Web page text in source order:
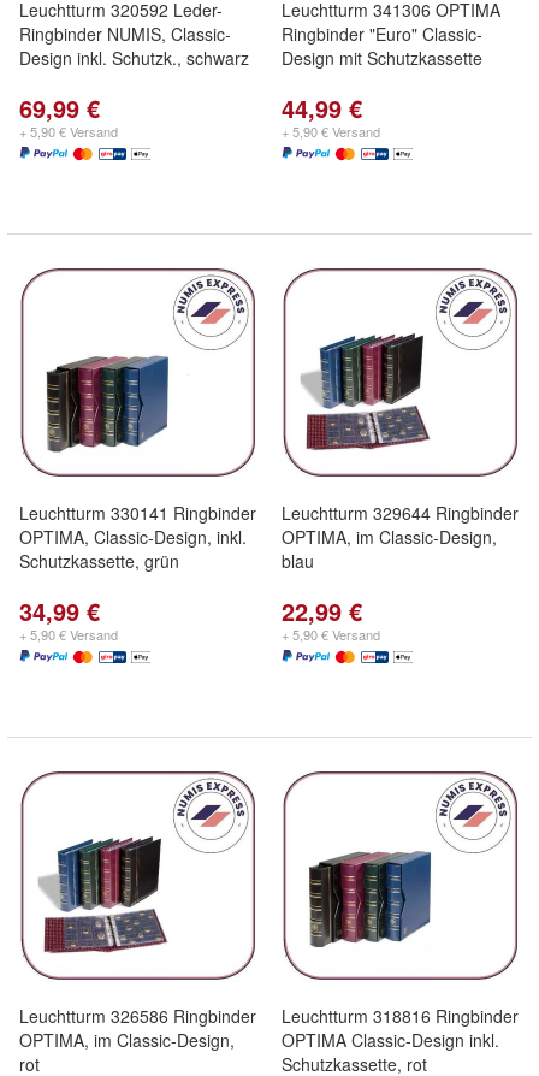
Leuchtturm 320592 Leder-
Ringbinder NUMIS, Classic-
Design inkl. Schutzk., schwarz
69,99 €
+ 5,90 € Versand
Leuchtturm 341306 OPTIMA
Ringbinder "Euro" Classic-
Design mit Schutzkassette
44,99 €
+ 5,90 € Versand
Leuchtturm 330141 Ringbinder
OPTIMA, Classic-Design, inkl.
Schutzkassette, grün
34,99 €
+ 5,90 € Versand
Leuchtturm 329644 Ringbinder
OPTIMA, im Classic-Design,
blau
22,99 €
+ 5,90 € Versand
Leuchtturm 326586 Ringbinder
OPTIMA, im Classic-Design,
rot
Leuchtturm 318816 Ringbinder
OPTIMA Classic-Design inkl.
Schutzkassette, rot